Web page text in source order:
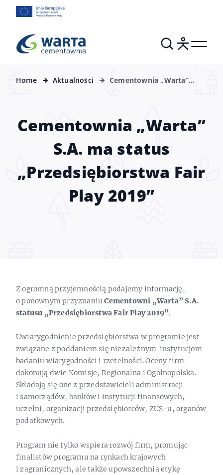
Home Aktualności
Cementownia „Warta”
Cementownia „Warta”
S.A. ma status
„Przedsiębiorstwa Fair
Play 2019”
Z ogromną przyjemnością podajemy informację,
o ponownym przyznaniuCementowni „Warta” S.A.
statusu „Przedsiębiorstwa Fair Play 2019”.
Uwiarygodnienie przedsiębiorstwa w programie jest
związane z poddaniem się niezależnym instytucjom
badaniu wiarygodności i rzetelności. Oceny firm
dokonują dwie Komisje, Regionalna i Ogólnopolska.
Składają się one z przedstawicieli administracji
i samorządów, banków i instytucji finansowych,
uczelni, organizacji przedsiębiorców, ZUS-u, organów
podatkowych.
Program nie tylko wspiera rozwój firm, promując
finalistów programu na rynkach krajowych
i zagranicznych, ale także upowszechnia etykę